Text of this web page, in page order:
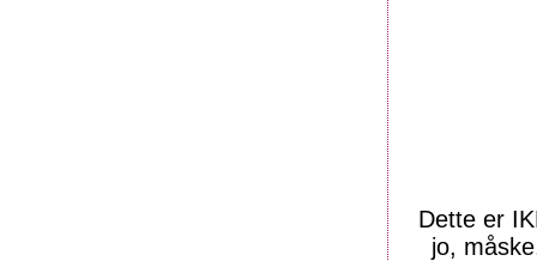
Dette er
jo,